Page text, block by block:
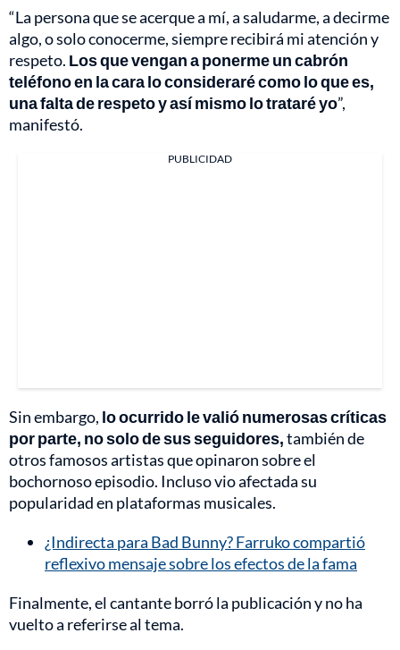
“La persona que se acerque a mí, a saludarme, a decirme
algo, o solo conocerme, siempre recibirá mi atención y
respeto. Los que vengan a ponerme un cabrón
teléfono en la cara lo consideraré como lo que es,
una falta de respeto y así mismo lo trataré yo”,
manifestó.
PUBLICIDAD
Sin embargo, lo ocurrido le valió numerosas críticas
por parte, no solo de sus seguidores,también de
otros famosos artistas que opinaron sobre el
bochornoso episodio. Incluso vio afectada su
popularidad en plataformas musicales.
¿Indirecta para Bad Bunny? Farruko compartió
reflexivo mensaje sobre los efectos de la fama
Finalmente, el cantante borró la publicación y no ha
vuelto a referirse al tema.